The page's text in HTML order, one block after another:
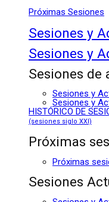
Próximas Sesiones
Sesiones y
Sesiones y
Sesiones de
Sesiones y
Sesiones y
HISTÓRICO DE
(sesiones siglo XXI)
Próximas
Próximas
Sesiones